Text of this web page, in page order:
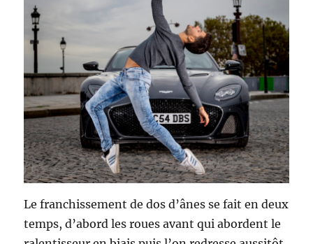
Le franchissement de dos d’ânes se fait en deux
temps, d’abord les roues avant qui abordent le